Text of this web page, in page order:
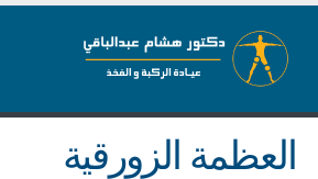
العظمة الزورقية